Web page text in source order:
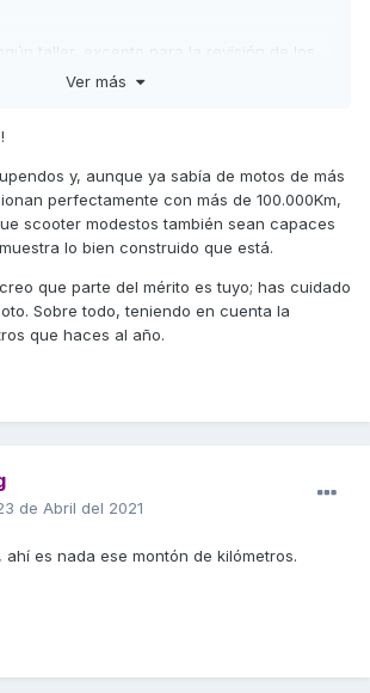
taller, excepto para la revisión de los
se lo he hecho yo todo y os resumo su
5000, filtro del aire cada 20000, aceite
embrague murió con 95000 y el
los rodillos cilíndricos me duran 30000
45000. La bujía la he cambiado con
me fallaba ya tenía muy comido el
me murió con 2 años y medio y las
duran unos 45000 km. Las pastillas de
no las he cambiado y las traseras
aún muuuuuchos más km, que debo
tener tanta fiabilidad.
Ver más
y, aunque ya sabía de motos de más
perfectamente con más de 100.000Km,
scooter modestos también sean capaces
lo bien construido que está.
que parte del mérito es tuyo; has cuidado
Sobre todo, teniendo en cuenta la
que haces al año.
de Abril del 2021
es nada ese montón de kilómetros.